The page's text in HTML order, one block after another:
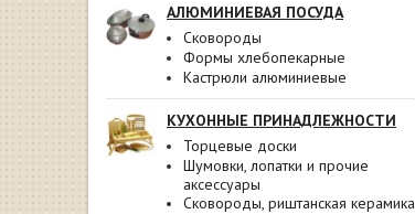
АЛЮМИНИЕВАЯ ПОСУДА
Сковороды
Формы хлебопекарные
Кастрюли алюминиевые
КУХОННЫЕ ПРИНАДЛЕЖНОСТИ
Торцевые доски
Шумовки, лопатки и прочие
аксессуары
Сковороды, риштанская керамика